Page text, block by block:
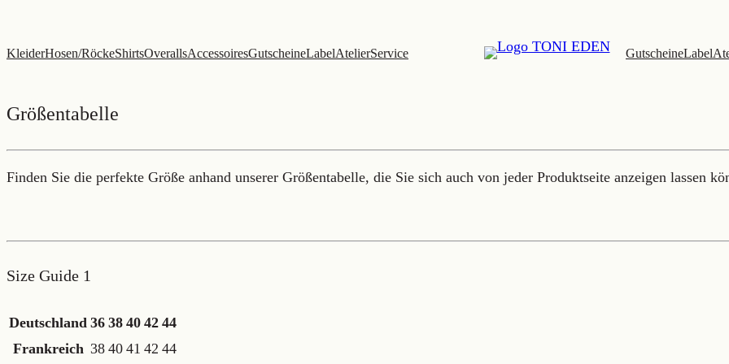
springen
KleiderHosen/RöckeShirtsOverallsAccessoiresGutscheineLabelAtelierService GutscheineLabel
Größentabelle
Finden Sie die perfekte Größe anhand unserer Größentabelle, die Sie sich auch von jeder Produktseite anzeigen lassen
Size Guide 1
Deutschland 36 38 40 42 44
Frankreich 38 40 41 42 44